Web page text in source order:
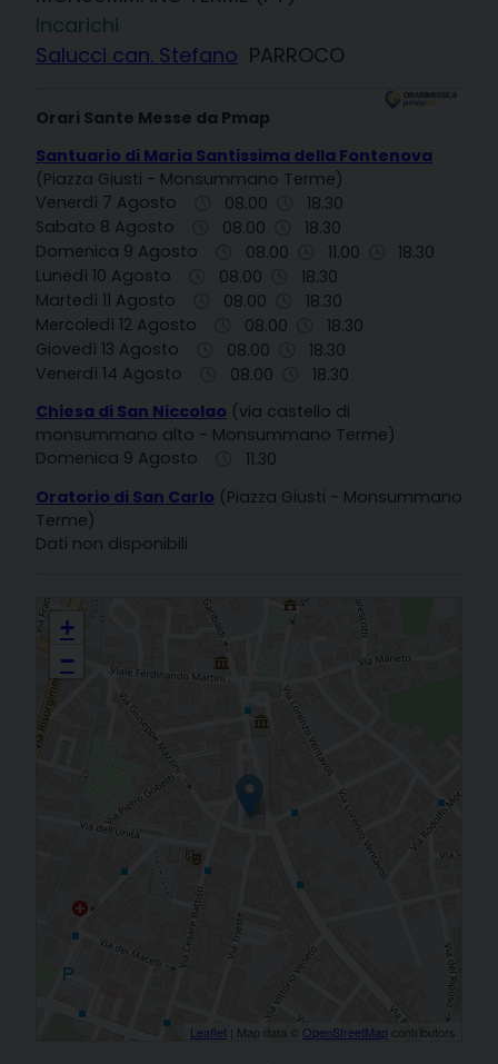
Incarichi
Salucci can. Stefano PARROCO
Orari Sante Messe da Pmap
Santuario di Maria Santissima della Fontenova
(Piazza Giusti - Monsummano Terme)
Venerdì 7 Agosto
08.00
18.30
Sabato 8 Agosto
08.00
18.30
Domenica 9 Agosto
08.00 11.00
18.30
Lunedì 10 Agosto
08.00
18.30
Martedì 11 Agosto
08.00
18.30
Mercoledì 12 Agosto
08.00
18.30
Giovedì 13 Agosto
08.00
18.30
Venerdì 14 Agosto
08.00
18.30
Chiesa di San Niccolao (via castello di
monsummano alto - Monsummano Terme)
Domenica 9 Agosto
11.30
Oratorio di San Carlo (Piazza Giusti - Monsummano
Terme)
Dati non disponibili
MARIA SS. DELLA FONTENOVA
+
−
Leaflet | Map data © OpenStreetMap contributors